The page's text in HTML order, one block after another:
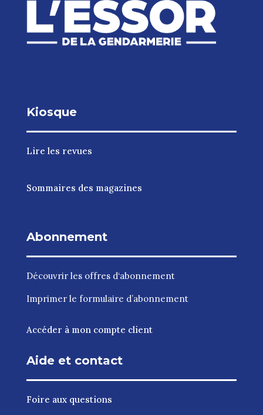
Kiosque
Lire les revues
Sommaires des magazines
Abonnement
Découvrir les offres d‘abonnement
Imprimer le formulaire d’abonnement
Accéder à mon compte client
Aide et contact
Foire aux questions